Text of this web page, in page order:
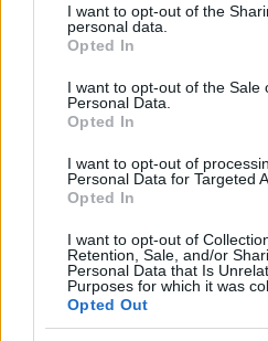
not limited to your visit or usage
grant or deny consent to Google
use your data for below
consent section.
I want to opt-out of the
personal data.
Opted In
I want to opt-out of the Sale
Personal Data.
Opted In
I want to opt-out of
Personal Data for Targeted
Opted In
I want to opt-out of
Retention, Sale, and/or
Personal Data that Is
Purposes for which it was
Opted Out
Nuevo giro en el caso
desvelan el informe
El ‘caso Yéremi Vargas’, el niño
CRÓNICA